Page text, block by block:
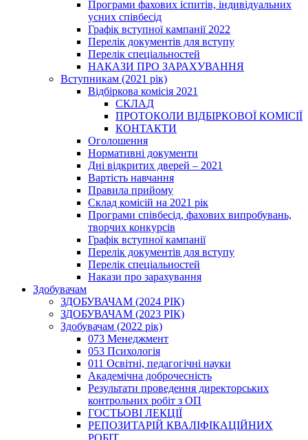
Програми фахових іспитів, індивідуальних
усних співбесід
Графік вступної кампанії 2022
Перелік документів для вступу
Перелік спеціальностей
НАКАЗИ ПРО ЗАРАХУВАННЯ
Вступникам (2021 рік)
Відбіркова комісія 2021
СКЛАД
ПРОТОКОЛИ ВІДБІРКОВОЇ КОМІСІЇ
КОНТАКТИ
Оголошення
Нормативні документи
Дні відкритих дверей – 2021
Вартість навчання
Правила прийому
Склад комісій на 2021 рік
Програми співбесід, фахових випробувань,
творчих конкурсів
Графік вступної кампанії
Перелік документів для вступу
Перелік спеціальностей
Накази про зарахування
Здобувачам
ЗДОБУВАЧАМ (2024 РІК)
ЗДОБУВАЧАМ (2023 РІК)
Здобувачам (2022 рік)
073 Менеджмент
053 Психологія
011 Освітні, педагогічні науки
Академічна доброчесність
Результати проведення директорських
контрольних робіт з ОП
ГОСТЬОВІ ЛЕКЦІЇ
РЕПОЗИТАРІЙ КВАЛІФІКАЦІЙНИХ
РОБІТ